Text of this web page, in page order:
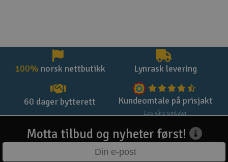
100% norsk nettbutikk Lynrask levering
60 dager bytterett Kundeomtale på prisjakt
Les våre omtaler
Motta tilbud og nyheter først!